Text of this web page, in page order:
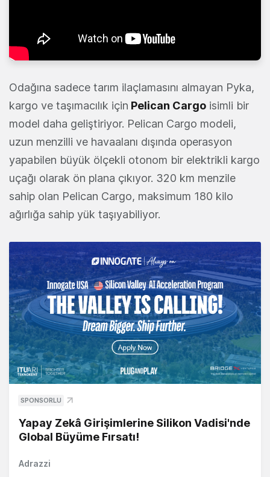
Odağına sadece tarım ilaçlamasını almayan Pyka,
kargo ve taşımacılık için Pelican Cargo isimli bir
model daha geliştiriyor. Pelican Cargo modeli,
uzun menzilli ve havaalanı dışında operasyon
yapabilen büyük ölçekli otonom bir elektrikli kargo
uçağı olarak ön plana çıkıyor. 320 km menzile
sahip olan Pelican Cargo, maksimum 180 kilo
ağırlığa sahip yük taşıyabiliyor.
SPONSORLU
Yapay Zekâ Girişimlerine Silikon Vadisi'nde
Global Büyüme Fırsatı!
Adrazzi